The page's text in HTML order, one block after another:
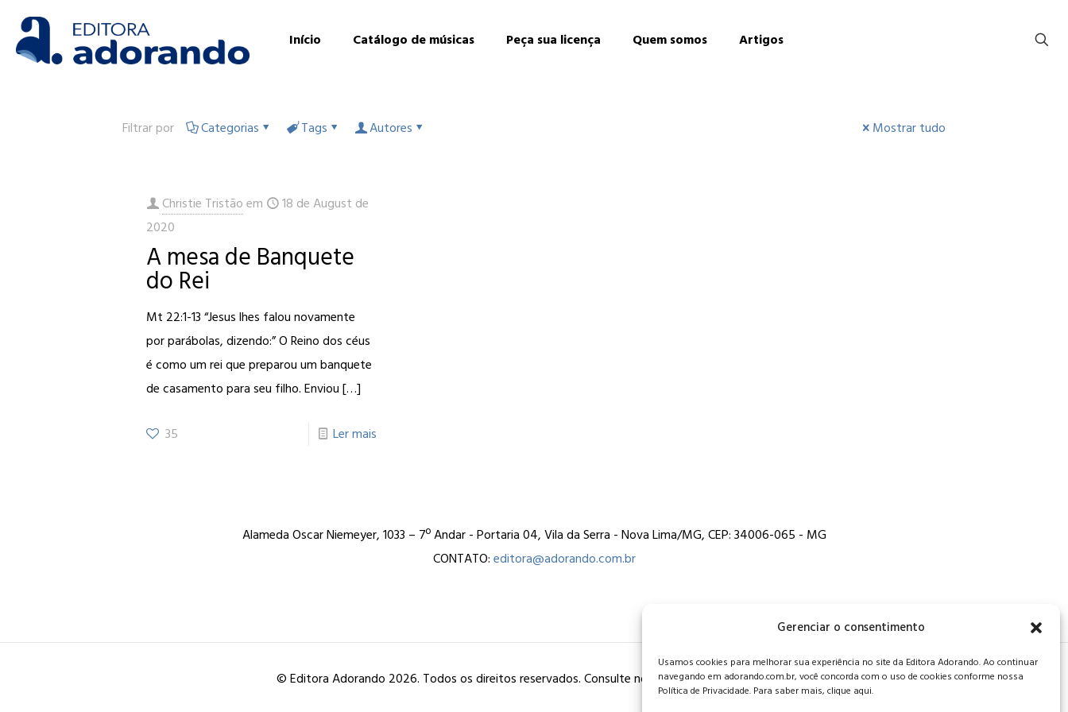
Gerenciar o consentimento
Usamos cookies para melhorar sua experiência no site da Editora Adorando. Ao continuar
navegando em adorando.com.br, você concorda com o uso de cookies conforme nossa
Política de Privacidade. Para saber mais, clique aqui.
Início Catálogo de músicas Peça sua licença Quem somos Artigos
Filtrar por Categorias Tags Autores Mostrar tudo
Christie Tristão em
18 de August de
2020
A mesa de Banquete
do Rei
Mt 22:1-13 “Jesus lhes falou novamente
por parábolas, dizendo:” O Reino dos céus
é como um rei que preparou um banquete
de casamento para seu filho. Enviou[…]
35 Ler mais
Alameda Oscar Niemeyer, 1033 – 7º Andar - Portaria 04, Vila da Serra - Nova Lima/MG, CEP: 34006-065 - MG
CONTATO:editora@adorando.com.br
© Editora Adorando 2026. Todos os direitos reservados. Consulte nossapolítica de privacidade.